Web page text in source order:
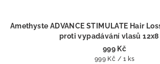
Amethyste ADVANCE STIMULATE Hair
proti vypadávání vlasů
999 Kč
Měrná
999 Kč / 1 ks